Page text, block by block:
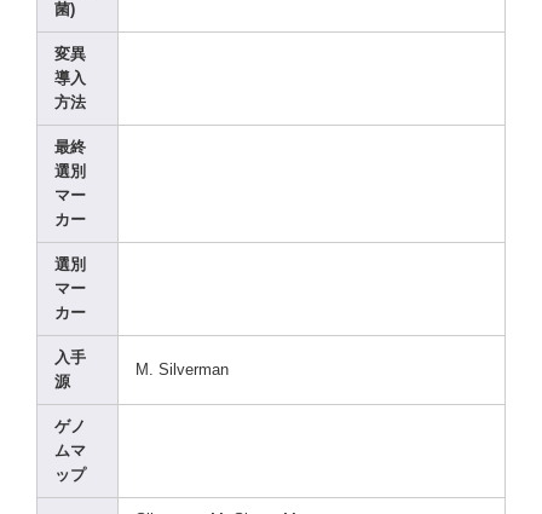
菌)
変異
導入
方法
最終
選別
マー
カー
選別
マー
カー
入手
源
M. Silverman
ゲノ
ムマ
ップ